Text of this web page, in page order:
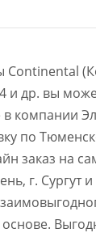
и др. вы
компании
по
заказ на
г. Сургут